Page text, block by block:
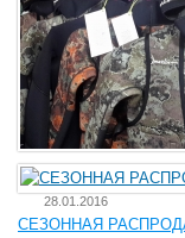
28.01.2016
СЕЗОННАЯ